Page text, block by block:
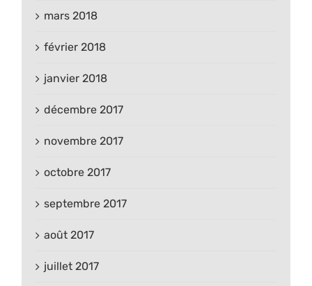
mars 2018
février 2018
janvier 2018
décembre 2017
novembre 2017
octobre 2017
septembre 2017
août 2017
juillet 2017